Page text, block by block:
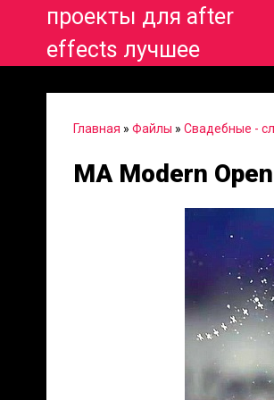
проекты для after
effects лучшее
Главная » Файлы » Свадебные -
MA Modern